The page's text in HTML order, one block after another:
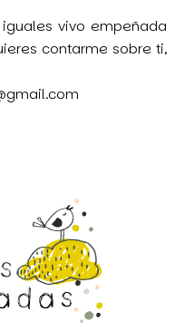
vivo empeñada
contarme sobre ti,